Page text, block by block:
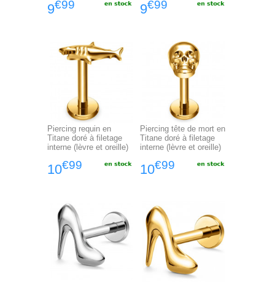
9€99 9€99
Piercing requin en
Titane doré à filetage
interne (lèvre et oreille)
10€99
Piercing tête de mort en
Titane doré à filetage
interne (lèvre et oreille)
10€99